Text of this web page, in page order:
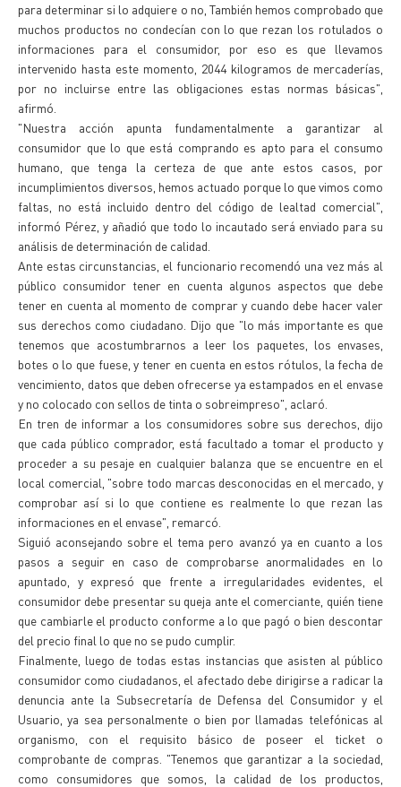
para determinar si lo adquiere o no, También hemos comprobado que
muchos productos no condecían con lo que rezan los rotulados o
informaciones para el consumidor, por eso es que llevamos
intervenido hasta este momento, 2044 kilogramos de mercaderías,
por no incluirse entre las obligaciones estas normas básicas",
afirmó.
"Nuestra acción apunta fundamentalmente a garantizar al
consumidor que lo que está comprando es apto para el consumo
humano, que tenga la certeza de que ante estos casos, por
incumplimientos diversos, hemos actuado porque lo que vimos como
faltas, no está incluido dentro del código de lealtad comercial",
informó Pérez, y añadió que todo lo incautado será enviado para su
análisis de determinación de calidad.
Ante estas circunstancias, el funcionario recomendó una vez más al
público consumidor tener en cuenta algunos aspectos que debe
tener en cuenta al momento de comprar y cuando debe hacer valer
sus derechos como ciudadano. Dijo que "lo más importante es que
tenemos que acostumbrarnos a leer los paquetes, los envases,
botes o lo que fuese, y tener en cuenta en estos rótulos, la fecha de
vencimiento, datos que deben ofrecerse ya estampados en el envase
y no colocado con sellos de tinta o sobreimpreso", aclaró.
En tren de informar a los consumidores sobre sus derechos, dijo
que cada público comprador, está facultado a tomar el producto y
proceder a su pesaje en cualquier balanza que se encuentre en el
local comercial, "sobre todo marcas desconocidas en el mercado, y
comprobar así si lo que contiene es realmente lo que rezan las
informaciones en el envase", remarcó.
Siguió aconsejando sobre el tema pero avanzó ya en cuanto a los
pasos a seguir en caso de comprobarse anormalidades en lo
apuntado, y expresó que frente a irregularidades evidentes, el
consumidor debe presentar su queja ante el comerciante, quién tiene
que cambiarle el producto conforme a lo que pagó o bien descontar
del precio final lo que no se pudo cumplir.
Finalmente, luego de todas estas instancias que asisten al público
consumidor como ciudadanos, el afectado debe dirigirse a radicar la
denuncia ante la Subsecretaría de Defensa del Consumidor y el
Usuario, ya sea personalmente o bien por llamadas telefónicas al
organismo, con el requisito básico de poseer el ticket o
comprobante de compras. "Tenemos que garantizar a la sociedad,
como consumidores que somos, la calidad de los productos,